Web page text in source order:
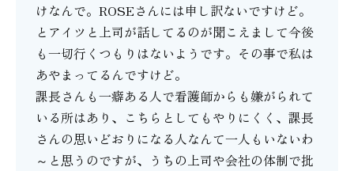
けなんで。ROSEさんには申し訳ないですけど。
とアイツと上司が話してるのが聞こえまして今後
も一切行くつもりはないようです。その事で私は
あやまってるんですけど。
課長さんも一癖ある人で看護師からも嫌がられて
いる所はあり、こちらとしてもやりにくく、課長
さんの思いどおりになる人なんて一人もいないわ
～と思うのですが、うちの上司や会社の体制で批